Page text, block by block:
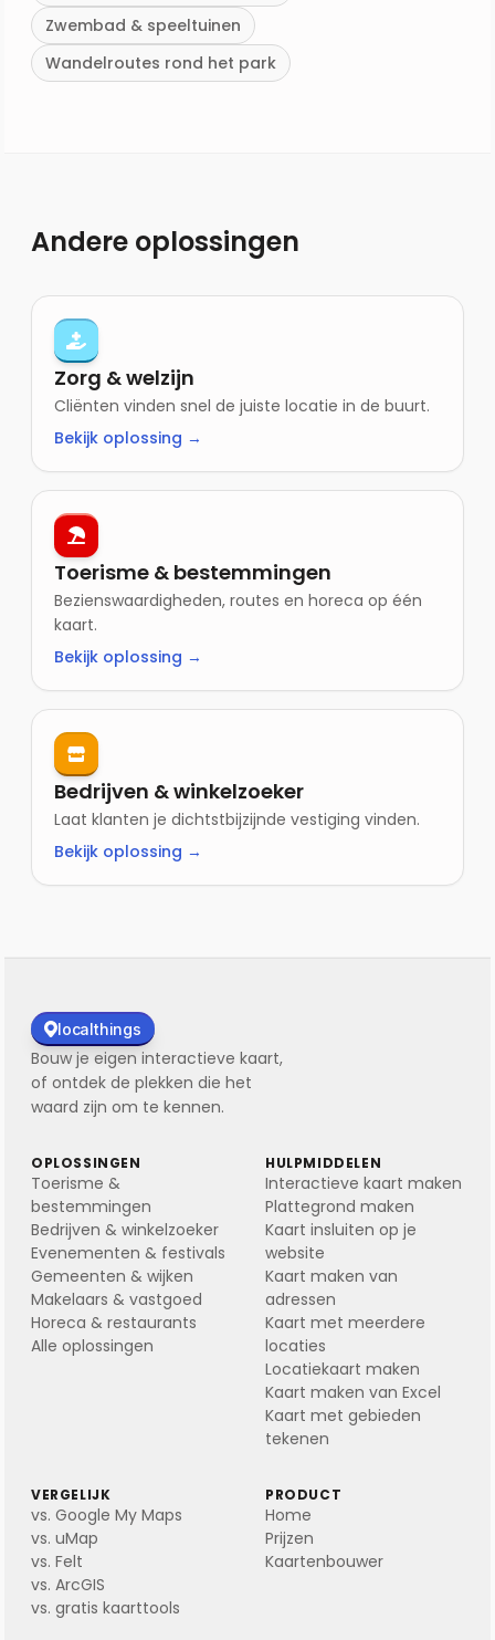
Zwembad & speeltuinen
Wandelroutes rond het park
Andere oplossingen
Zorg & welzijn
Cliënten vinden snel de juiste locatie in de buurt.
Bekijk oplossing →
Toerisme & bestemmingen
Bezienswaardigheden, routes en horeca op één
kaart.
Bekijk oplossing →
Bedrijven & winkelzoeker
Laat klanten je dichtstbijzijnde vestiging vinden.
Bekijk oplossing →
localthings
Bouw je eigen interactieve kaart,
of ontdek de plekken die het
waard zijn om te kennen.
OPLOSSINGEN
Toerisme &
bestemmingen
Bedrijven & winkelzoeker
Evenementen & festivals
Gemeenten & wijken
Makelaars & vastgoed
Horeca & restaurants
Alle oplossingen
HULPMIDDELEN
Interactieve kaart maken
Plattegrond maken
Kaart insluiten op je
website
Kaart maken van
adressen
Kaart met meerdere
locaties
Locatiekaart maken
Kaart maken van Excel
Kaart met gebieden
tekenen
VERGELIJK
vs. Google My Maps
vs. uMap
vs. Felt
vs. ArcGIS
vs. gratis kaarttools
PRODUCT
Home
Prijzen
Kaartenbouwer